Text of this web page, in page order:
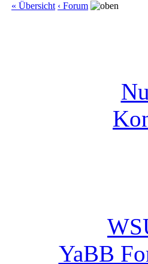
« Übersicht ‹ Forum
YaBB